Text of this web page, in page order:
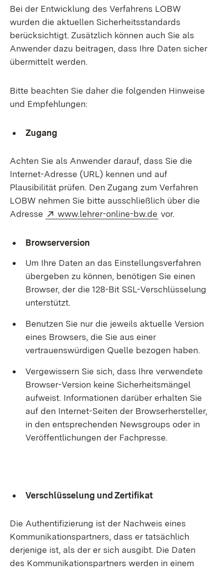
Bei der Entwicklung des Verfahrens LOBW
wurden die aktuellen Sicherheitsstandards
berücksichtigt. Zusätzlich können auch Sie als
Anwender dazu beitragen, dass Ihre Daten sicher
übermittelt werden.
Bitte beachten Sie daher die folgenden Hinweise
und Empfehlungen:
Zugang
Achten Sie als Anwender darauf, dass Sie die
Internet-Adresse (URL) kennen und auf
Plausibilität prüfen. Den Zugang zum Verfahren
LOBW nehmen Sie bitte ausschließlich über die
Adresse
Extern:
www.lehrer-online-bw.de (Öffnet in
vor.
Browserversion
Um Ihre Daten an das Einstellungsverfahren
übergeben zu können, benötigen Sie einen
Browser, der die 128-Bit SSL-Verschlüsselung
unterstützt.
Benutzen Sie nur die jeweils aktuelle Version
eines Browsers, die Sie aus einer
vertrauenswürdigen Quelle bezogen haben.
Vergewissern Sie sich, dass Ihre verwendete
Browser-Version keine Sicherheitsmängel
aufweist. Informationen darüber erhalten Sie
auf den Internet-Seiten der Browserhersteller,
in den entsprechenden Newsgroups oder in
Veröffentlichungen der Fachpresse.
Verschlüsselung und Zertifikat
Die Authentifizierung ist der Nachweis eines
Kommunikationspartners, dass er tatsächlich
derjenige ist, als der er sich ausgibt. Die Daten
des Kommunikationspartners werden in einem